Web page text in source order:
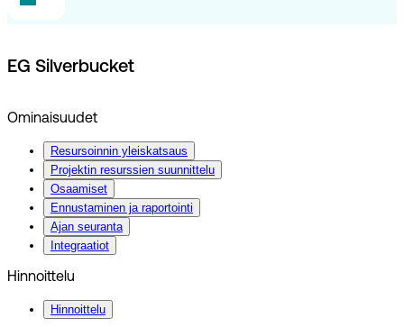
EG Silverbucket
Ominaisuudet
Resursoinnin yleiskatsaus
Projektin resurssien suunnittelu
Osaamiset
Ennustaminen ja raportointi
Ajan seuranta
Integraatiot
Hinnoittelu
Hinnoittelu